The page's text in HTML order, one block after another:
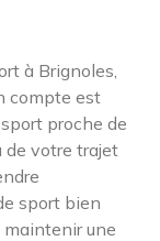
à Brignoles,
compte est
proche de
de votre trajet
sport bien
maintenir une